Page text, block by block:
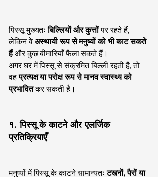
पिस्सू मुख्यतः बिल्लियों और कुत्तों पर रहते हैं,
लेकिन वे अस्थायी रूप से मनुष्यों को भी काट सकते
हैं और कुछ बीमारियाँ फैला सकते हैं।
अगर घर में पिस्सू से संक्रमित बिल्ली रहती है, तो
वह प्रत्यक्ष या परोक्ष रूप से मानव स्वास्थ्य को
प्रभावित कर सकती है।
१. पिस्सू के काटने और एलर्जिक
प्रतिक्रियाएँ
मनुष्यों में पिस्सू के काटने सामान्यतः टखनों, पैरों या